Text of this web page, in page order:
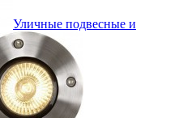
Уличные подвесные и